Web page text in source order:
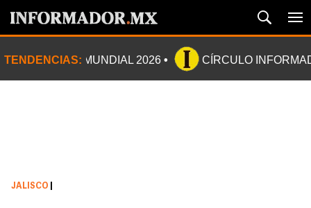
TENDENCIAS: MUNDIAL 2026 CÍRCULO
JALISCO